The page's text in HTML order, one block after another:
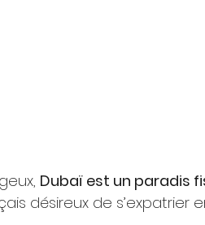
Dubaï est un paradis
désireux de s’expatrier